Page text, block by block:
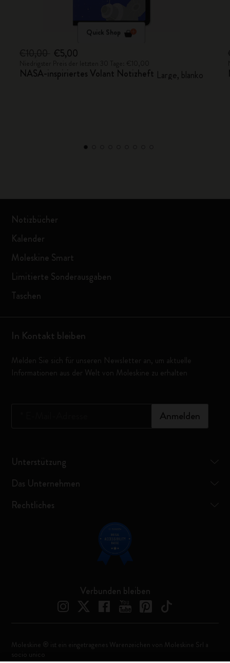
Quick Shop
€5,00
NASA-inspiriertes Volant Notizheft Large, blanko
Notizbücher
Kalender
Moleskine Smart
Limitierte Sonderausgaben
Taschen
In Kontakt bleiben
Melden Sie sich für unseren Newsletter an, um aktuelle
Informationen aus der Welt von Moleskine zu erhalten
Anmelden
Unterstützung
Das Unternehmen
Rechtliches
Verbunden bleiben
Moleskine ® ist ein eingetragenes Warenzeichen von Moleskine Srl a
socio unico